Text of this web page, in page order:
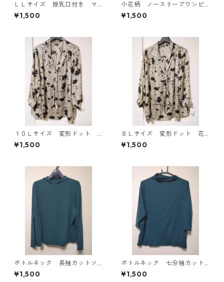
ＬＬサイズ 授乳口付き マ
タニティ ドッキングワンピ
ース ホワイト×ブルー KAE
¥1,500
小花柄 ノースリーブワンピ
ース ４Ｌ ブラック KAE-
4819
¥1,500
１０Ｌサイズ 変形ドット
花柄 ボウタイブラウス オ
フホワイト KAE-4776
¥1,500
８Ｌサイズ 変形ドット 花
柄 ボウタイブラウス オフ
ホワイト KAE-4767
¥1,500
ボトルネック 長袖カットソ
ー ４Ｌ ティールグリー
ン KAE-4812
¥1,500
ボトルネック 七分袖カット
ソー ４Ｌ ティールグリー
ン KAE-4815
¥1,500